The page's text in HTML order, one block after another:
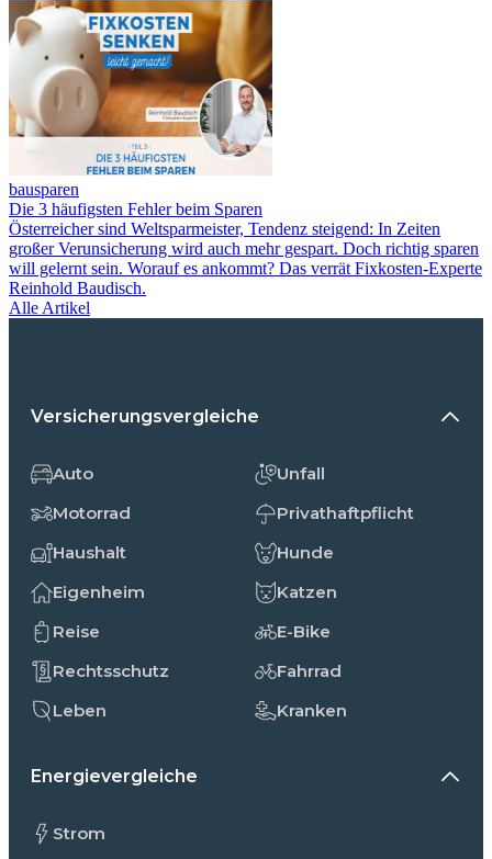
bausparen
Die 3 häufigsten Fehler beim Sparen
Österreicher sind Weltsparmeister, Tendenz steigend: In Zeiten
großer Verunsicherung wird auch mehr gespart. Doch richtig sparen
will gelernt sein. Worauf es ankommt? Das verrät Fixkosten-Experte
Reinhold Baudisch.
Alle Artikel
Versicherungsvergleiche
Auto
Motorrad
Haushalt
Eigenheim
Reise
Rechtsschutz
Leben
Unfall
Privathaftpflicht
Hunde
Katzen
E-Bike
Fahrrad
Kranken
Energievergleiche
Strom